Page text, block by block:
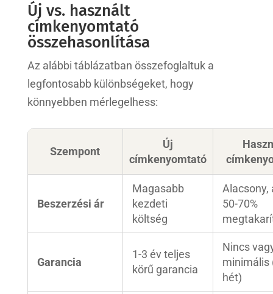
Új vs. használt
címkenyomtató
összehasonlítása
Az alábbi táblázatban összefoglaltuk a
legfontosabb különbségeket, hogy
könnyebben mérlegelhess:
Szempont
Új
címkenyomtató
Beszerzési ár
Magasabb
kezdeti
költség
Alacsony,
50-70%
Garancia
1-3 év teljes
körű garancia
Nincs
minimális
hét)